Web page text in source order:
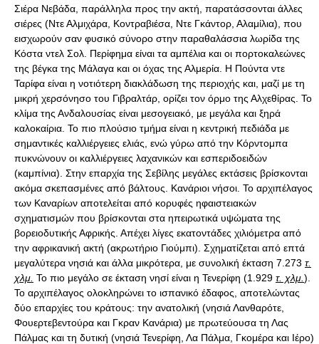
Σιέρα Νεβάδα, παράλληλα προς την ακτή, παρατάσσονται άλλες
σιέρες (Ντε Αλμιχάρα, Κοντραβιέσα, Ντε Γκάντορ, Αλαμίλια), που
εισχωρούν σαν φυσικό σύνορο στην παραθαλάσσια λωρίδα της
Κόστα ντελ Σολ. Περίφημα είναι τα αμπέλια και οι πορτοκαλεώνες
της βέγκα της Μάλαγα και οι όχας της Αλμερία. Η Πούντα ντε
Ταρίφα είναι η νοτιότερη διακλάδωση της περιοχής και, μαζί με τη
μικρή χερσόνησο του Γιβραλτάρ, ορίζει τον όρμο της Αλχεθίρας. Το
κλίμα της Ανδαλουσίας είναι μεσογειακό, με μεγάλα και ξηρά
καλοκαίρια. Το πιο πλούσιο τμήμα είναι η κεντρική πεδιάδα με
σημαντικές καλλιέργειες ελιάς, ενώ γύρω από την Κόρντομπα
πυκνώνουν οι καλλιέργειες λαχανικών και εσπεριδοειδών
(καμπίνια). Στην επαρχία της Σεβίλης μεγάλες εκτάσεις βρίσκονται
ακόμα σκεπασμένες από βάλτους. Κανάριοι νήσοι. Το αρχιπέλαγος
των Καναρίων αποτελείται από κορυφές ηφαιστειακών
σχηματισμών που βρίσκονται στα ηπειρωτικά υψώματα της
βορειοδυτικής Αφρικής. Απέχει λίγες εκατοντάδες χιλιόμετρα από
την αφρικανική ακτή (ακρωτήριο Γιούμπι). Σχηματίζεται από επτά
μεγαλύτερα νησιά και άλλα μικρότερα, με συνολική έκταση 7.273 τ.
χλμ. Το πιο μεγάλο σε έκταση νησί είναι η Τενερίφη (1.929 τ. χλμ. ).
Το αρχιπέλαγος ολοκληρώνει το ισπανικό έδαφος, αποτελώντας
δύο επαρχίες του κράτους: την ανατολική (νησιά Λανθαρότε,
Φουερτεβεντούρα και Γκραν Κανάρια) με πρωτεύουσα τη Λας
Πάλμας και τη δυτική (νησιά Τενερίφη, Λα Πάλμα, Γκομέρα και Ιέρο)